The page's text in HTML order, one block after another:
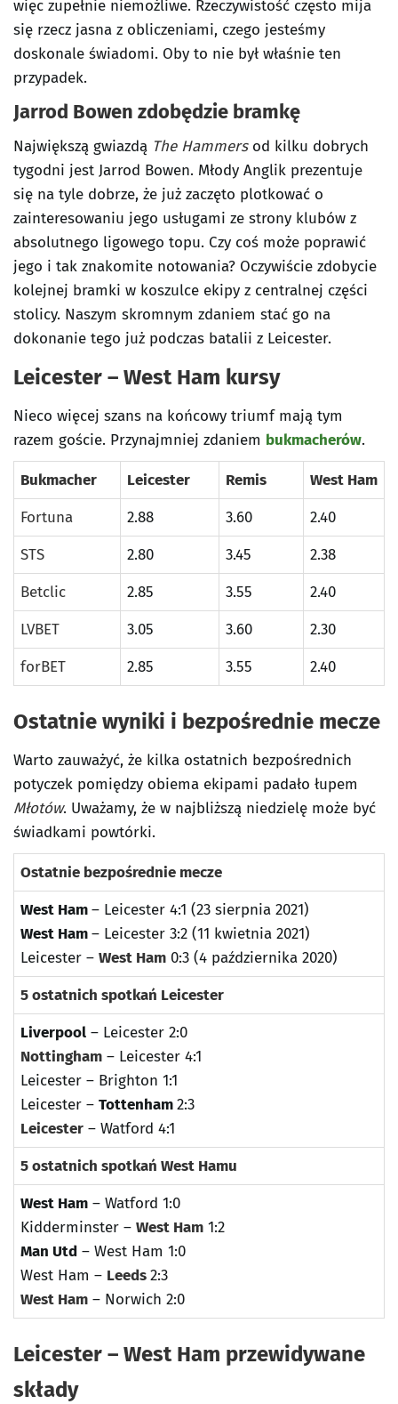
więc zupełnie niemożliwe. Rzeczywistość często mija
się rzecz jasna z obliczeniami, czego jesteśmy
doskonale świadomi. Oby to nie był właśnie ten
przypadek.
Jarrod Bowen zdobędzie bramkę
Największą gwiazdą The Hammersod kilku dobrych
tygodni jest Jarrod Bowen. Młody Anglik prezentuje
się na tyle dobrze, że już zaczęto plotkować o
zainteresowaniu jego usługami ze strony klubów z
absolutnego ligowego topu. Czy coś może poprawić
jego i tak znakomite notowania? Oczywiście zdobycie
kolejnej bramki w koszulce ekipy z centralnej części
stolicy. Naszym skromnym zdaniem stać go na
dokonanie tego już podczas batalii z Leicester.
Leicester – West Ham kursy
Nieco więcej szans na końcowy triumf mają tym
razem goście. Przynajmniej zdaniem bukmacherów.
Bukmacher Leicester Remis
West Ham
Fortuna
2.88 3.60
2.40
STS
2.80 3.45
2.38
Betclic
2.85 3.55
2.40
LVBET
3.05 3.60
2.30
forBET
2.85 3.55 2.40
Ostatnie wyniki i bezpośrednie mecze
Warto zauważyć, że kilka ostatnich bezpośrednich
potyczek pomiędzy obiema ekipami padało łupem
Młotów. Uważamy, że w najbliższą niedzielę może być
świadkami powtórki.
Ostatnie bezpośrednie mecze
West Ham– Leicester 4:1 (23 sierpnia 2021)
West Ham– Leicester 3:2 (11 kwietnia 2021)
Leicester – West Ham 0:3 (4 października 2020)
5 ostatnich spotkań Leicester
Liverpool – Leicester 2:0
Nottingham – Leicester 4:1
Leicester – Brighton 1:1
Leicester – Tottenham2:3
Leicester – Watford 4:1
5 ostatnich spotkań West Hamu
West Ham – Watford 1:0
Kidderminster – West Ham 1:2
Man Utd – West Ham 1:0
West Ham – Leeds2:3
West Ham – Norwich 2:0
Leicester – West Ham przewidywane
składy